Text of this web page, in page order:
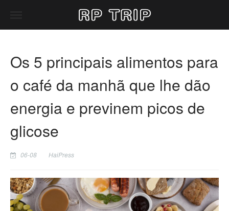
Os 5 principais alimentos para
o café da manhã que lhe dão
energia e previnem picos de
glicose
06-08 HaiPress